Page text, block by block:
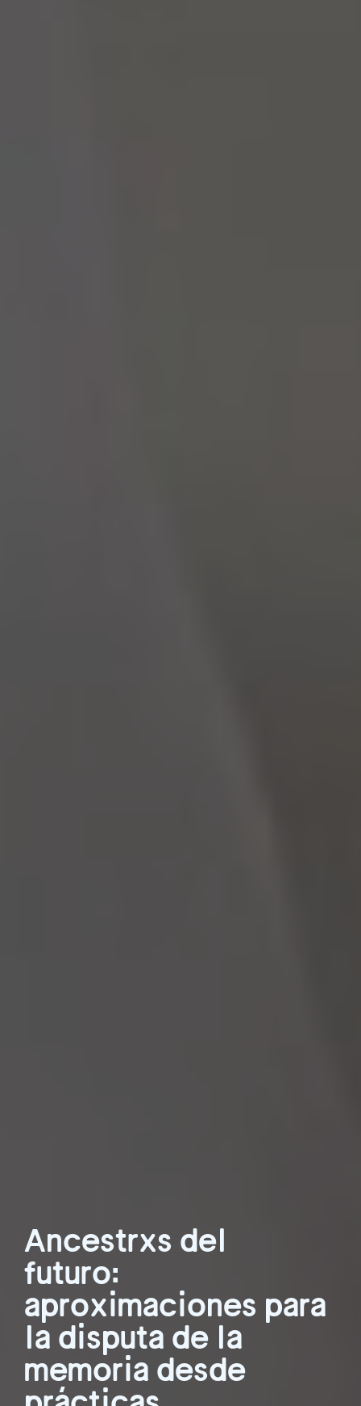
Ancestrxs del
futuro:
aproximaciones para
la disputa de la
memoria desde